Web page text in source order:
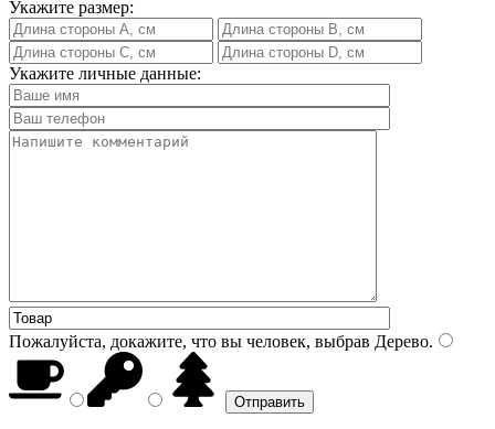
Укажите размер:
Укажите личные данные:
Пожалуйста, докажите, что вы человек, выбрав Дерево.